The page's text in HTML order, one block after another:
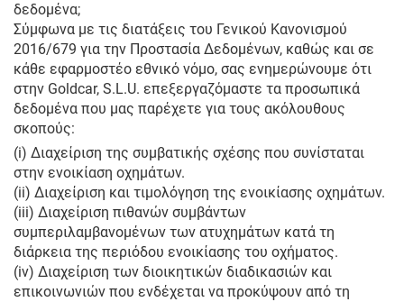
δεδομένα;
Σύμφωνα με τις διατάξεις του Γενικού Κανονισμού
2016/679 για την Προστασία Δεδομένων, καθώς και σε
κάθε εφαρμοστέο εθνικό νόμο, σας ενημερώνουμε ότι
στην Goldcar, S.L.U. επεξεργαζόμαστε τα προσωπικά
δεδομένα που μας παρέχετε για τους ακόλουθους
σκοπούς:
(i) Διαχείριση της συμβατικής σχέσης που συνίσταται
στην ενοικίαση οχημάτων.
(ii) Διαχείριση και τιμολόγηση της ενοικίασης οχημάτων.
(iii) Διαχείριση πιθανών συμβάντων
συμπεριλαμβανομένων των ατυχημάτων κατά τη
διάρκεια της περιόδου ενοικίασης του οχήματος.
(iv) Διαχείριση των διοικητικών διαδικασιών και
επικοινωνιών που ενδέχεται να προκύψουν από τη